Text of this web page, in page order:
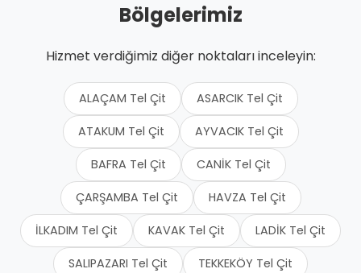
Bölgelerimiz
Hizmet verdiğimiz diğer noktaları inceleyin:
ALAÇAM Tel Çit ASARCIK Tel Çit
ATAKUM Tel Çit AYVACIK Tel Çit
BAFRA Tel Çit CANİK Tel Çit
ÇARŞAMBA Tel Çit HAVZA Tel Çit
İLKADIM Tel Çit KAVAK Tel Çit LADİK Tel Çit
SALIPAZARI Tel Çit TEKKEKÖY Tel Çit